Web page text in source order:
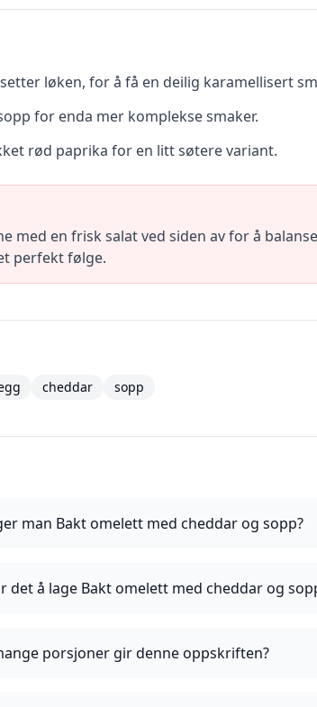
løken, for å få en deilig karamellisert
for enda mer komplekse smaker.
rød paprika for en litt søtere variant.
med en frisk salat ved siden av for å
perfekt følge.
cheddar sopp
man Bakt omelett med cheddar og sopp?
det å lage Bakt omelett med cheddar og
porsjoner gir denne oppskriften?